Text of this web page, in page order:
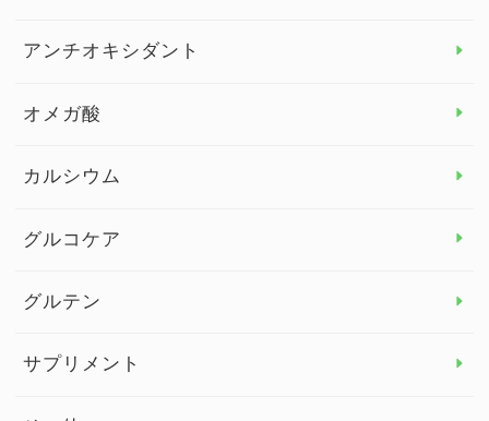
アレルギー トップ
アンチオキシダント
オメガ酸
カルシウム
グルコケア
グルテン
サプリメント